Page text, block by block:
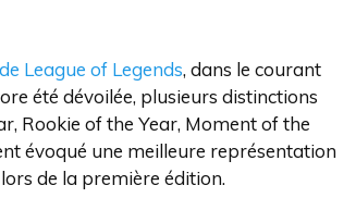
League of Legends, dans le courant
été dévoilée, plusieurs distinctions
Rookie of the Year, Moment of the
évoqué une meilleure représentation
de la première édition.